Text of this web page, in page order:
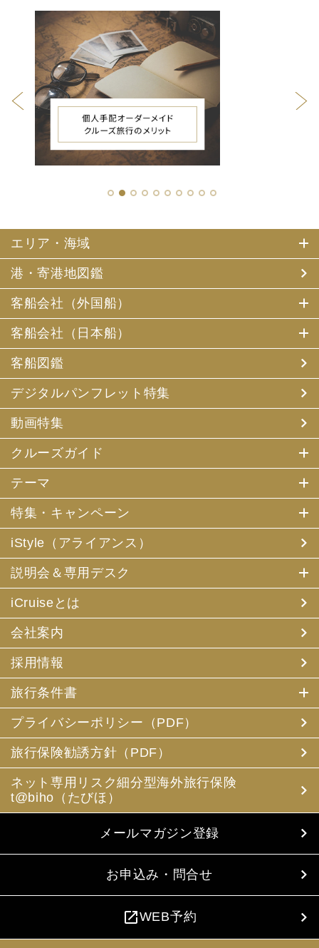
1 2 3 4 5 6 7 8 9 10
エリア・海域
港・寄港地図鑑
客船会社（外国船）
客船会社（日本船）
客船図鑑
デジタルパンフレット特集
動画特集
クルーズガイド
テーマ
特集・キャンペーン
iStyle（アライアンス）
説明会＆専用デスク
iCruiseとは
会社案内
採用情報
旅行条件書
プライバシーポリシー（PDF）
旅行保険勧誘方針（PDF）
ネット専用リスク細分型海外旅行保険
t@biho（たびほ）
メールマガジン登録
お申込み・問合せ
open_in_newWEB予約